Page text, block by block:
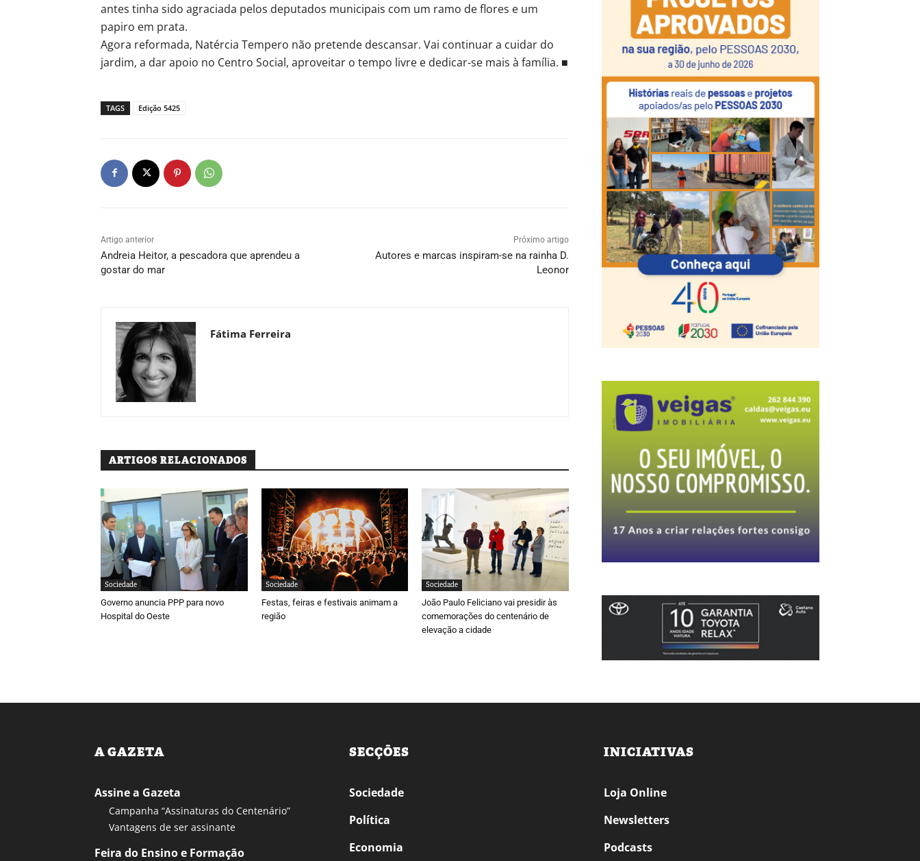
antes tinha sido agraciada pelos deputados municipais com um ramo de flores e um
papiro em prata.
Agora reformada, Natércia Tempero não pretende descansar. Vai continuar a cuidar do
jardim, a dar apoio no Centro Social, aproveitar o tempo livre e dedicar-se mais à família. ■
TAGS Edição 5425
Artigo anterior
Andreia Heitor, a pescadora que aprendeu a
gostar do mar
Próximo artigo
Autores e marcas inspiram-se na rainha D.
Leonor
Fátima Ferreira
ARTIGOS RELACIONADOS
Sociedade
Governo anuncia PPP para novo
Hospital do Oeste
Sociedade
Festas, feiras e festivais animam a
região
Sociedade
João Paulo Feliciano vai presidir às
comemorações do centenário de
elevação a cidade
A GAZETA
Assine a Gazeta
Campanha “Assinaturas do Centenário”
Vantagens de ser assinante
Feira do Ensino e Formação
SECÇÕES
Sociedade
Política
Economia
INICIATIVAS
Loja Online
Newsletters
Podcasts